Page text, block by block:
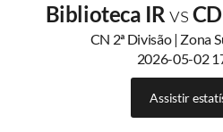
Biblioteca IRvs
CN 2ª Divisão | Zona
2026-05-02
Assistir